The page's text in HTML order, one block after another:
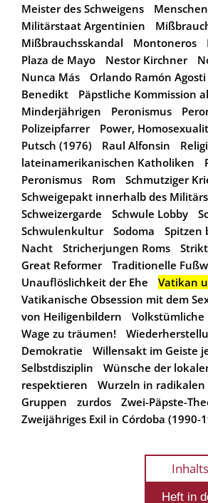
Meister des Schweigens
Militärstaat Argentinien
Mißbrauchsskandal
Montoneros
Plaza de Mayo
Nestor Kirchner
Nunca Más
Orlando Ramón Agosti
Benedikt
Päpstliche Kommission
Minderjährigen
Peronismus
Polizeipfarrer
Power,
Putsch (1976)
Raul Alfonsin
lateinamerikanischen Katholiken
Peronismus
Rom
Schmutziger
Schweigepakt innerhalb des Militärs
Schweizergarde
Schwule Lobby
Schwulenkultur
Sodoma
Spitzen
Nacht
Stricherjungen Roms
Great Reformer
Traditionelle
Unauflöslichkeit der Ehe
Vatikan
Vatikanische Obsession mit dem
von Heiligenbildern
Volkstümliche
Wage zu träumen!
Demokratie
Willensakt im Geiste
Selbstdisziplin
Wünsche der
respektieren
Wurzeln in
Gruppen
zurdos
Zwei-Päpste-
Zweijähriges Exil in Córdoba (1990-